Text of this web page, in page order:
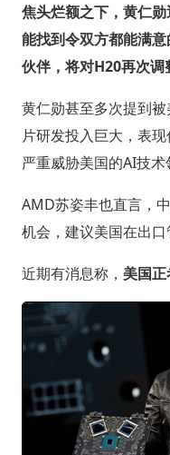
焦头烂额之下，黄仁
能找到令双方都能满
伙伴，将对H20再次调
黄仁勋甚至多次提到
片研发投入巨大，表
严重威胁美国的AI技术
AMD苏姿丰也直言，
机会，建议美国在出口
近期有消息称， 美国